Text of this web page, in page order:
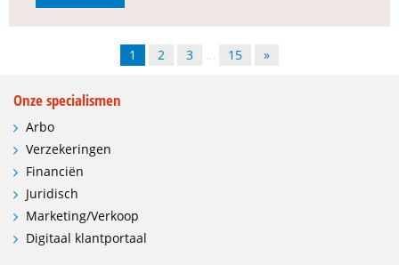
1 2 3 … 15 »
Onze specialismen
Arbo
Verzekeringen
Financiën
Juridisch
Marketing/Verkoop
Digitaal klantportaal